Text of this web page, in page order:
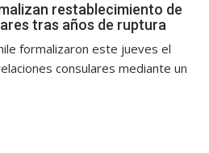
restablecimiento de
tras años de ruptura
formalizaron este jueves el
consulares mediante un